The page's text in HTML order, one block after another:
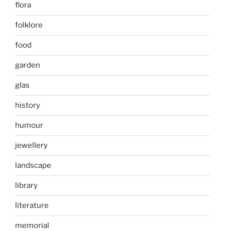
flora
folklore
food
garden
glas
history
humour
jewellery
landscape
library
literature
memorial